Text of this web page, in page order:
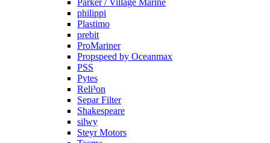
Parker / Village Marine
philippi
Plastimo
prebit
ProMariner
Propspeed by Oceanmax
PSS
Pytes
Reli³on
Separ Filter
Shakespeare
silwy
Steyr Motors